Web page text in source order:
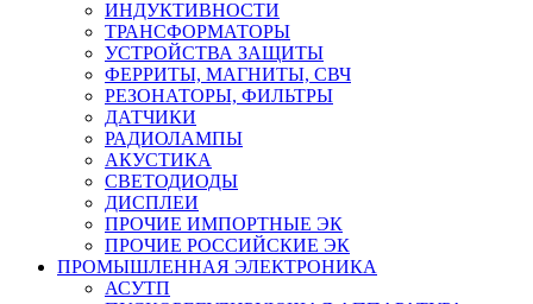
ИНДУКТИВНОСТИ
ТРАНСФОРМАТОРЫ
УСТРОЙСТВА ЗАЩИТЫ
ФЕРРИТЫ, МАГНИТЫ, СВЧ
РЕЗОНАТОРЫ, ФИЛЬТРЫ
ДАТЧИКИ
РАДИОЛАМПЫ
АКУСТИКА
СВЕТОДИОДЫ
ДИСПЛЕИ
ПРОЧИЕ ИМПОРТНЫЕ ЭК
ПРОЧИЕ РОССИЙСКИЕ ЭК
ПРОМЫШЛЕННАЯ ЭЛЕКТРОНИКА
АСУТП